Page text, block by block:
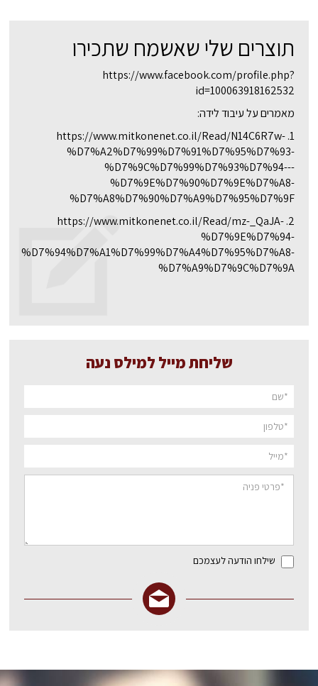
תוצרים שלי שאשמח שתכירו
https://www.facebook.com/profile.php?
id=100063918162532
מאמרים על עיבוד לידה:
1. https://www.mitkonenet.co.il/Read/N14C6R7w-
%D7%A2%D7%99%D7%91%D7%95%D7%93-
%D7%9C%D7%99%D7%93%D7%94---
%D7%9E%D7%90%D7%9E%D7%A8-
%D7%A8%D7%90%D7%A9%D7%95%D7%9F
2. https://www.mitkonenet.co.il/Read/mz-_QaJA-
%D7%9E%D7%94-
%D7%94%D7%A1%D7%99%D7%A4%D7%95%D7%A8-
%D7%A9%D7%9C%D7%9A
שליחת מייל למילס נעה
שילחו הודעה לעצמכם